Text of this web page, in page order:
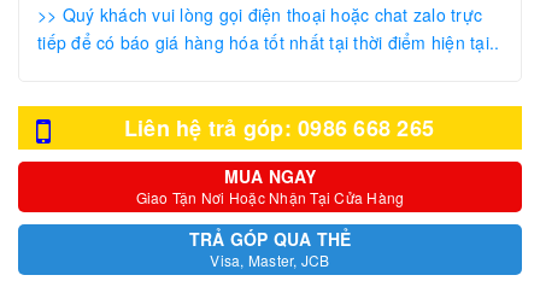
>> Quý khách vui lòng gọi điện thoại hoặc chat zalo trực
tiếp để có báo giá hàng hóa tốt nhất tại thời điểm hiện tại..
Liên hệ trả góp: 0986 668 265
MUA NGAY
Giao Tận Nơi Hoặc Nhận Tại Cửa Hàng
TRẢ GÓP QUA THẺ
Visa, Master, JCB